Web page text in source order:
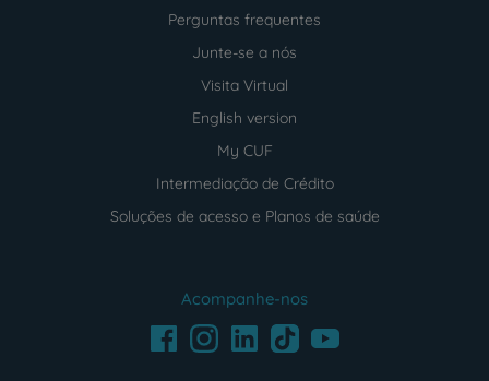
Perguntas frequentes
Junte-se a nós
Visita Virtual
English version
My CUF
Intermediação de Crédito
Soluções de acesso e Planos de saúde
Acompanhe-nos
FacebookInstagramLinkedInTikTokYoutube